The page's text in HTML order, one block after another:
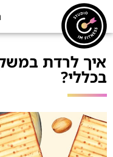
איך לרדת
בכללי?